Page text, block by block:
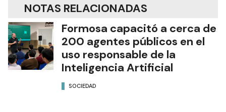
NOTAS RELACIONADAS
Formosa capacitó a cerca de
200 agentes públicos en el
uso responsable de la
Inteligencia Artificial
SOCIEDAD